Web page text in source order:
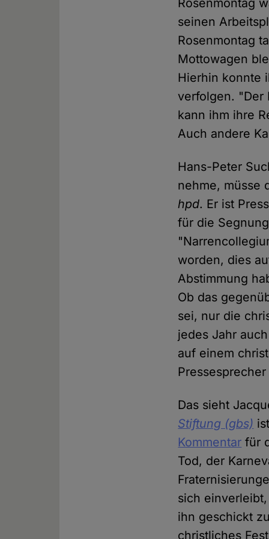
Rosenmontag
seinen
Rosenmontag
Mottowagen
Hierhin konnte
verfolgen. "Der
kann ihm ihre
Auch andere
Hans-Peter
nehme, müsse
hpd. Er ist
für die
worden, dies
Abstimmung
Ob das
sei, nur die
jedes Jahr
auf einem
Das sieht
Stiftung (gbs)
Kommentar für
Tod, der
sich
ihn geschickt
christliches